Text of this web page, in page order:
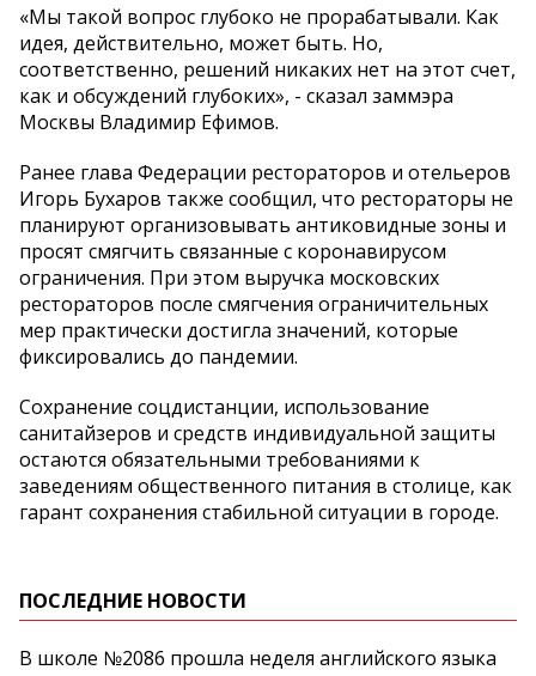
«Мы такой вопрос глубоко не прорабатывали. Как
идея, действительно, может быть. Но,
соответственно, решений никаких нет на этот счет,
как и обсуждений глубоких», - сказал заммэра
Москвы Владимир Ефимов.
Ранее глава Федерации рестораторов и отельеров
Игорь Бухаров также сообщил, что рестораторы не
планируют организовывать антиковидные зоны и
просят смягчить связанные с коронавирусом
ограничения. При этом выручка московских
рестораторов после смягчения ограничительных
мер практически достигла значений, которые
фиксировались до пандемии.
Сохранение соцдистанции, использование
санитайзеров и средств индивидуальной защиты
остаются обязательными требованиями к
заведениям общественного питания в столице, как
гарант сохранения стабильной ситуации в городе.
ПОСЛЕДНИЕ НОВОСТИ
В школе №2086 прошла неделя английского языка